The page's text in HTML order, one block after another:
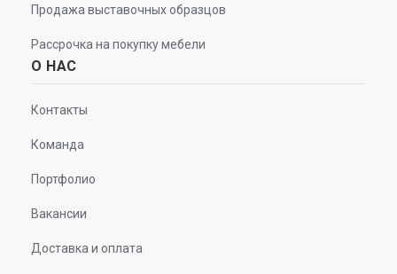
Продажа выставочных образцов
Рассрочка на покупку мебели
О НАС
Контакты
Команда
Портфолио
Вакансии
Доставка и оплата